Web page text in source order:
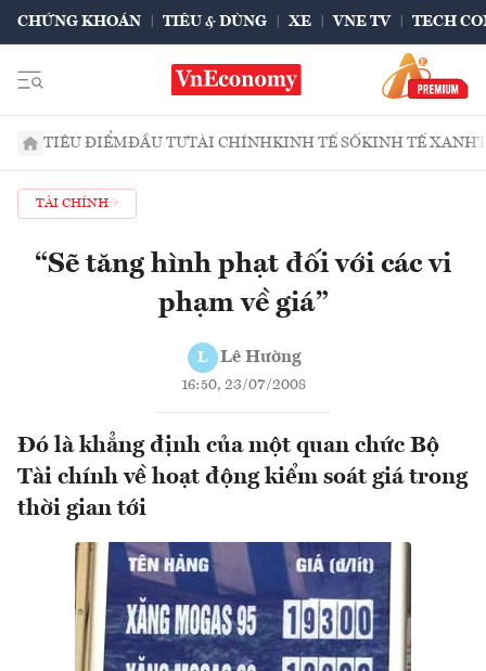
CHỨNG KHOÁN TIÊU & DÙNG XE VNE TV TECH
TIÊU ĐIỂMĐẦU TƯTÀI CHÍNHKINH TẾ SỐKINH TẾ XANH
TÀI CHÍNH
“Sẽ tăng hình phạt đối với các vi
phạm về giá”
L Lê Hường
16:50, 23/07/2008
Đó là khẳng định của một quan chức Bộ
Tài chính về hoạt động kiểm soát giá trong
thời gian tới